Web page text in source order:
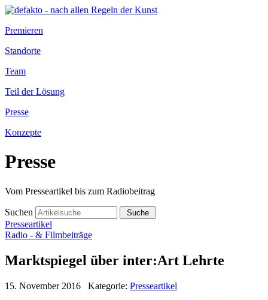
Premieren
Standorte
Team
Teil der Lösung
Presse
Konzepte
Presse
Vom Presseartikel bis zum Radiobeitrag
Suchen
Presseartikel
Radio - & Filmbeiträge
Marktspiegel über inter:Art Lehrte
15. November 2016 Kategorie: Presseartikel